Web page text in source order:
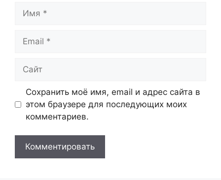
Сохранить моё имя, email и адрес сайта в
этом браузере для последующих моих
комментариев.